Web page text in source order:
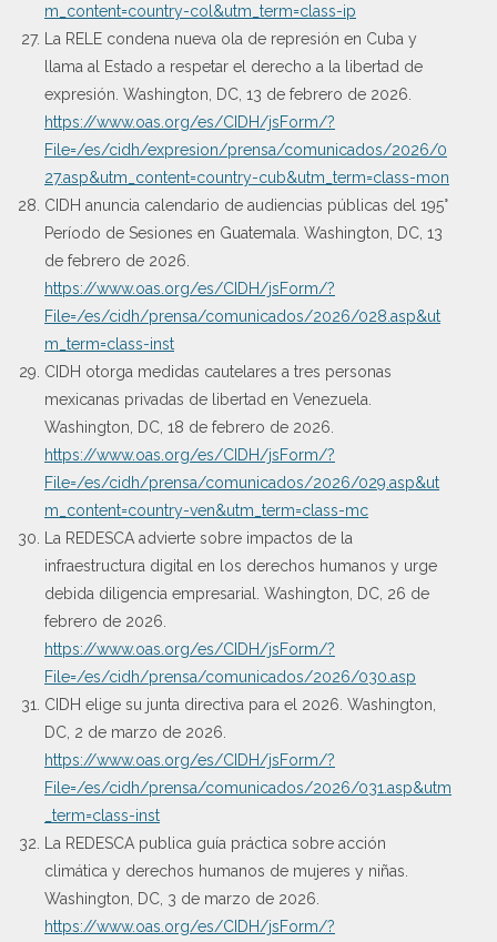
m_content=country-col&utm_term=class-ip
La RELE condena nueva ola de represión en Cuba y
llama al Estado a respetar el derecho a la libertad de
expresión. Washington, DC, 13 de febrero de 2026.
https://www.oas.org/es/CIDH/jsForm/?
File=/es/cidh/expresion/prensa/comunicados/2026/0
27.asp&utm_content=country-cub&utm_term=class-mon
CIDH anuncia calendario de audiencias públicas del 195°
Período de Sesiones en Guatemala. Washington, DC, 13
de febrero de 2026.
https://www.oas.org/es/CIDH/jsForm/?
File=/es/cidh/prensa/comunicados/2026/028.asp&ut
m_term=class-inst
CIDH otorga medidas cautelares a tres personas
mexicanas privadas de libertad en Venezuela.
Washington, DC, 18 de febrero de 2026.
https://www.oas.org/es/CIDH/jsForm/?
File=/es/cidh/prensa/comunicados/2026/029.asp&ut
m_content=country-ven&utm_term=class-mc
La REDESCA advierte sobre impactos de la
infraestructura digital en los derechos humanos y urge
debida diligencia empresarial. Washington, DC, 26 de
febrero de 2026.
https://www.oas.org/es/CIDH/jsForm/?
File=/es/cidh/prensa/comunicados/2026/030.asp
CIDH elige su junta directiva para el 2026. Washington,
DC, 2 de marzo de 2026.
https://www.oas.org/es/CIDH/jsForm/?
File=/es/cidh/prensa/comunicados/2026/031.asp&utm
_term=class-inst
La REDESCA publica guía práctica sobre acción
climática y derechos humanos de mujeres y niñas.
Washington, DC, 3 de marzo de 2026.
https://www.oas.org/es/CIDH/jsForm/?